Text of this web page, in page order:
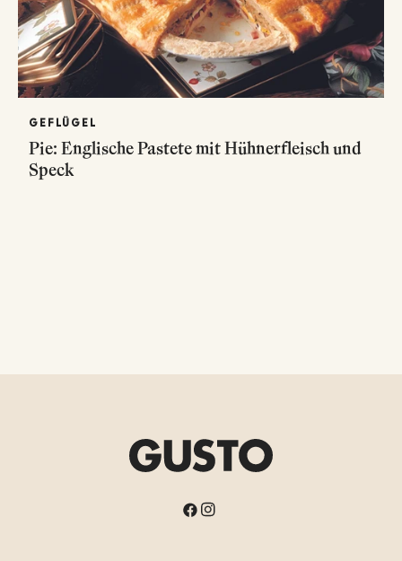
GEFLÜGEL
Pie: Englische Pastete mit Hühnerfleisch und
Speck